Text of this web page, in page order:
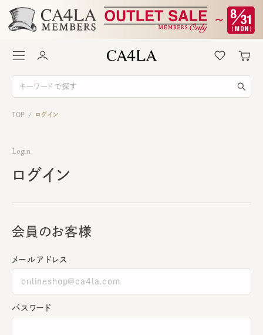
TOP / ログイン
Login
ログイン
会員のお客様
メールアドレス
パスワード